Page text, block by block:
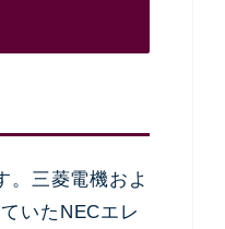
。三菱電機およ
いたNECエレ